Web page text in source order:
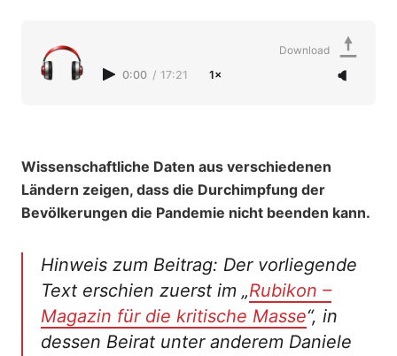
0:00 / 17:21 1×
Download
Wissenschaftliche Daten aus verschiedenen
Ländern zeigen, dass die Durchimpfung der
Bevölkerungen die Pandemie nicht beenden kann.
Hinweis zum Beitrag: Der vorliegende
Text erschien zuerst im „Rubikon –
Magazin für die kritische Masse“, in
dessen Beirat unter anderem Daniele